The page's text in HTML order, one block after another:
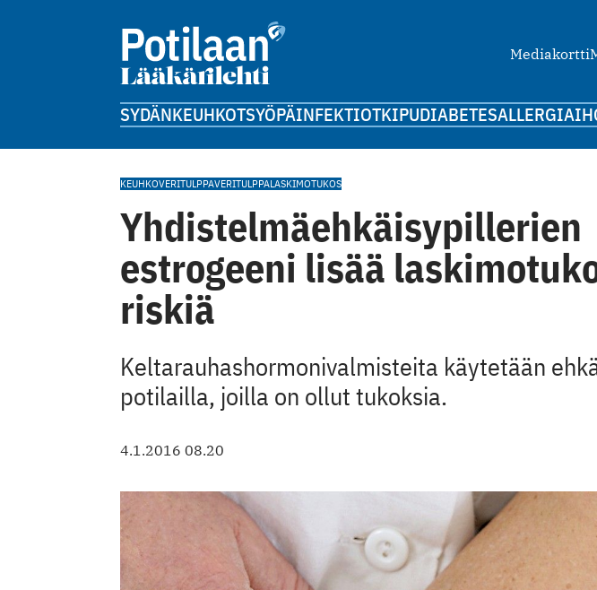
Mediakortti
SYDÄNKEUHKOTSYÖPÄINFEKTIOTKIPUDIABETESALLERGIA
KEUHKOVERITULPPAVERITULPPALASKIMOTUKOS
Yhdistelmäehkäisypillerien
estrogeeni lisää
riskiä
Keltarauhashormonivalmisteita käytetään
potilailla, joilla on ollut tukoksia.
4.1.2016 08.20